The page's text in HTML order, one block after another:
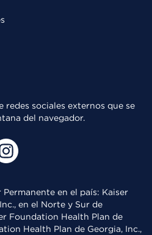
redes sociales externos que se
del navegador.
Permanente en el país: Kaiser
en el Norte y Sur de
Foundation Health Plan de
Health Plan de Georgia, Inc.,